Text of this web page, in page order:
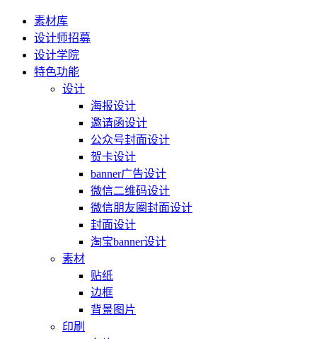
素材库
设计师招募
设计学院
特色功能
设计
海报设计
邀请函设计
公众号封面设计
贺卡设计
banner广告设计
微信二维码设计
微信朋友圈封面设计
封面设计
淘宝banner设计
素材
贴纸
边框
背景图片
印刷